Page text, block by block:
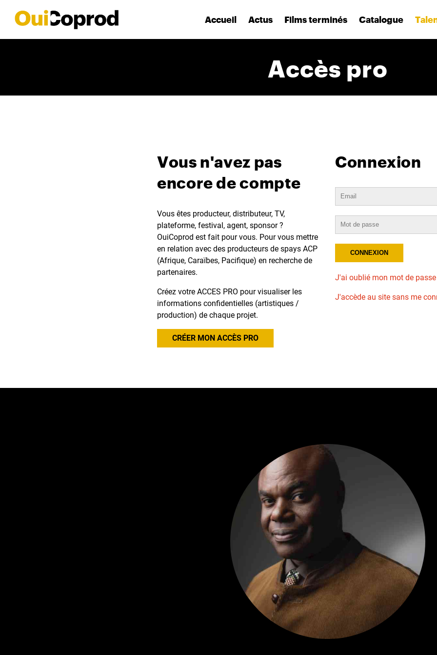
Accueil Actus Films terminés Catalogue
Accès pro
Vous n'avez pas
encore de compte
Vous êtes producteur, distributeur, TV,
plateforme, festival, agent, sponsor ?
OuiCoprod est fait pour vous. Pour vous mettre
en relation avec des producteurs de spays ACP
(Afrique, Caraïbes, Pacifique) en recherche de
partenaires.
Créez votre ACCES PRO pour visualiser les
informations confidentielles (artistiques /
production) de chaque projet.
CRÉER MON ACCÈS PRO
Connexion
J'ai oublié mon mot de passe
J'accède au site sans me